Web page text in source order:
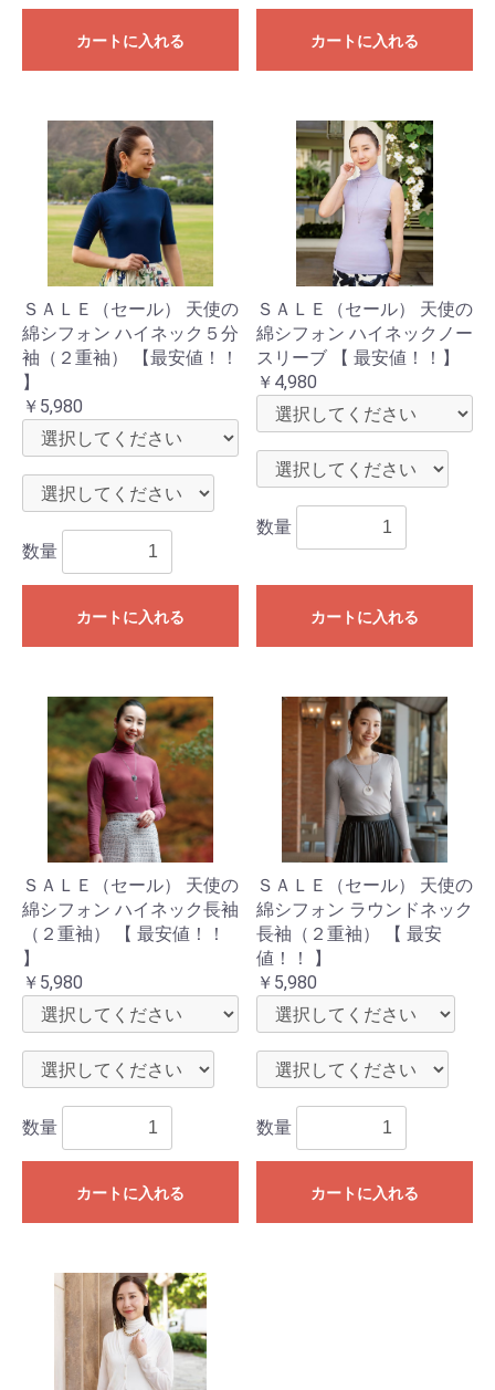
カートに入れる カートに入れる
ＳＡＬＥ（セール） 天使の
綿シフォン ハイネック５分
袖（２重袖） 【最安値！！
】
￥5,980
数量
カートに入れる
ＳＡＬＥ（セール） 天使の
綿シフォン ハイネックノー
スリーブ 【 最安値！！】
￥4,980
数量
カートに入れる
ＳＡＬＥ（セール） 天使の
綿シフォン ハイネック長袖
（２重袖） 【 最安値！！
】
￥5,980
数量
カートに入れる
ＳＡＬＥ（セール） 天使の
綿シフォン ラウンドネック
長袖（２重袖） 【 最安
値！！ 】
￥5,980
数量
カートに入れる